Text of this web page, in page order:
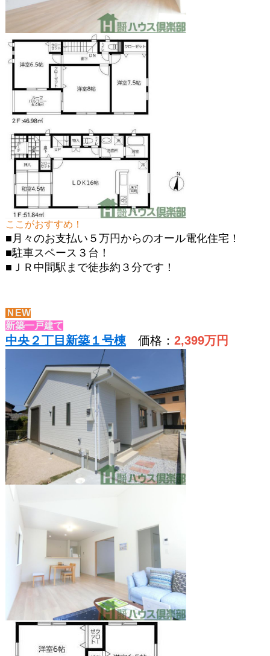
ここがおすすめ！
■月々のお支払い５万円からのオール電化住宅！
■駐車スペース３台！
■ＪＲ中間駅まで徒歩約３分です！
ＮEW
新築一戸建て
中央２丁目新築１号棟 価格： 2,399万円